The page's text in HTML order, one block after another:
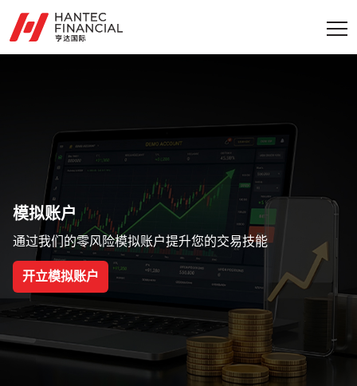
模拟账户
通过我们的零风险模拟账户提升您的交易技能
开立模拟账户